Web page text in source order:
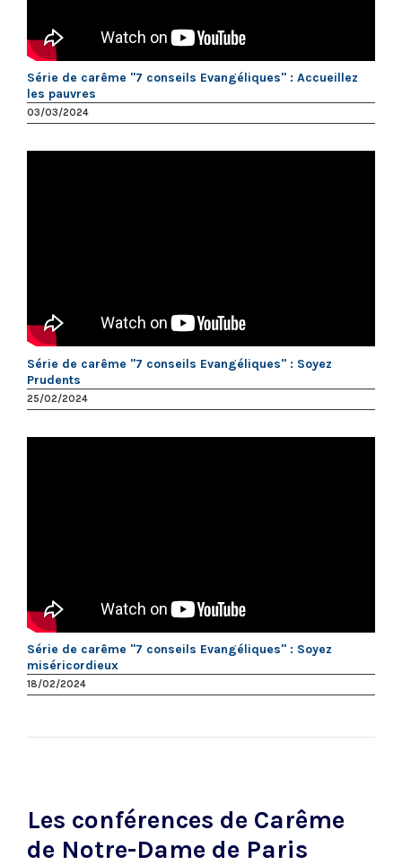
Série de carême "7 conseils Evangéliques" : Accueillez
les pauvres
03/03/2024
Série de carême "7 conseils Evangéliques" : Soyez
Prudents
25/02/2024
Série de carême "7 conseils Evangéliques" : Soyez
miséricordieux
18/02/2024
Les conférences de Carême
de Notre-Dame de Paris